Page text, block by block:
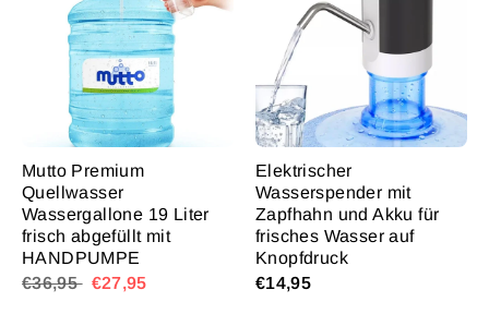
Mutto Premium
Quellwasser
Wassergallone 19 Liter
frisch abgefüllt mit
HANDPUMPE
€36,95 €27,95
Elektrischer
Wasserspender mit
Zapfhahn und Akku für
frisches Wasser auf
Knopfdruck
€14,95